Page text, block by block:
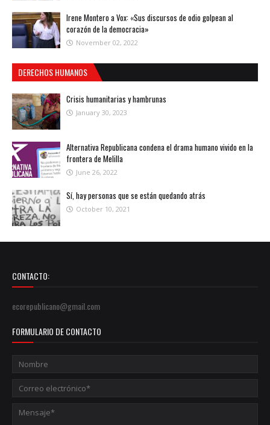
Irene Montero a Vox: «Sus discursos de odio golpean al
corazón de la democracia»
November 02, 2022
DERECHOS HUMANOS
Crisis humanitarias y hambrunas
January 30, 2023
Alternativa Republicana condena el drama humano vivido en la
frontera de Melilla
June 26, 2022
Sí, hay personas que se están quedando atrás
October 10, 2021
CONTACTO:
ecorepublicano@gmail.com
FORMULARIO DE CONTACTO